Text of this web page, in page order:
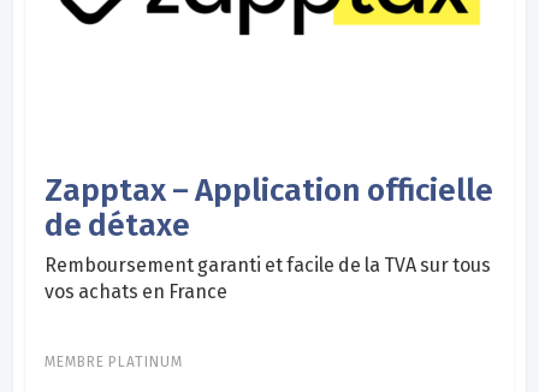
Zapptax – Application officielle
de détaxe
Remboursement garanti et facile de la TVA sur tous
vos achats en France
MEMBRE PLATINUM